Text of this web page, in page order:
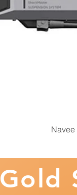
Gold